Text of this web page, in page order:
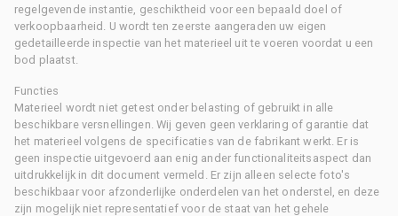
regelgevende instantie, geschiktheid voor een bepaald doel of
verkoopbaarheid. U wordt ten zeerste aangeraden uw eigen
gedetailleerde inspectie van het materieel uit te voeren voordat u een
bod plaatst.
Functies
Materieel wordt niet getest onder belasting of gebruikt in alle
beschikbare versnellingen. Wij geven geen verklaring of garantie dat
het materieel volgens de specificaties van de fabrikant werkt. Er is
geen inspectie uitgevoerd aan enig ander functionaliteitsaspect dan
uitdrukkelijk in dit document vermeld. Er zijn alleen selecte foto's
beschikbaar voor afzonderlijke onderdelen van het onderstel, en deze
zijn mogelijk niet representatief voor de staat van het gehele